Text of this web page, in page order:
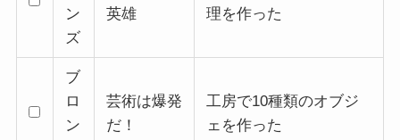
ン
ズ
英雄
理を作った
ブ
ロ
ン
芸術は爆発
だ！
工房で10種類のオブジ
ェを作った